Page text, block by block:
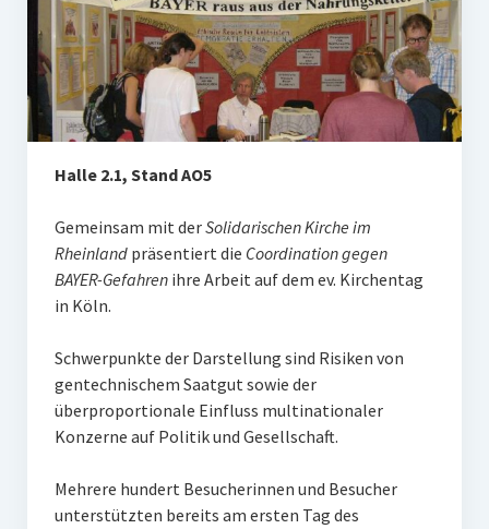
Halle 2.1, Stand AO5
Gemeinsam mit derSolidarischen Kirche im
Rheinlandpräsentiert die Coordination gegen
BAYER-Gefahrenihre Arbeit auf dem ev. Kirchentag
in Köln.
Schwerpunkte der Darstellung sind Risiken von
gentechnischem Saatgut sowie der
überproportionale Einfluss multinationaler
Konzerne auf Politik und Gesellschaft.
Mehrere hundert Besucherinnen und Besucher
unterstützten bereits am ersten Tag des